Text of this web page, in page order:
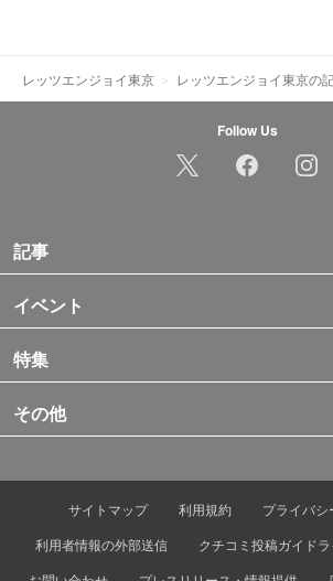
レッツエンジョイ東京 レッツエンジョイ東京の
Follow Us
記事
イベント
特集
その他
サイトマップ 利用規約
プライバシ
利用者情報の外部送信
クチコミ投稿ガイド